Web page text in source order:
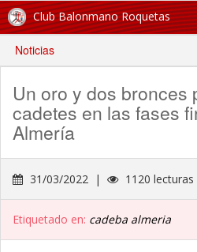
Club Balonmano Roquetas
Noticias
Un oro y dos bronces
cadetes en las fases
Almería
31/03/2022 | 1120
Etiquetado en: cadeba almeria